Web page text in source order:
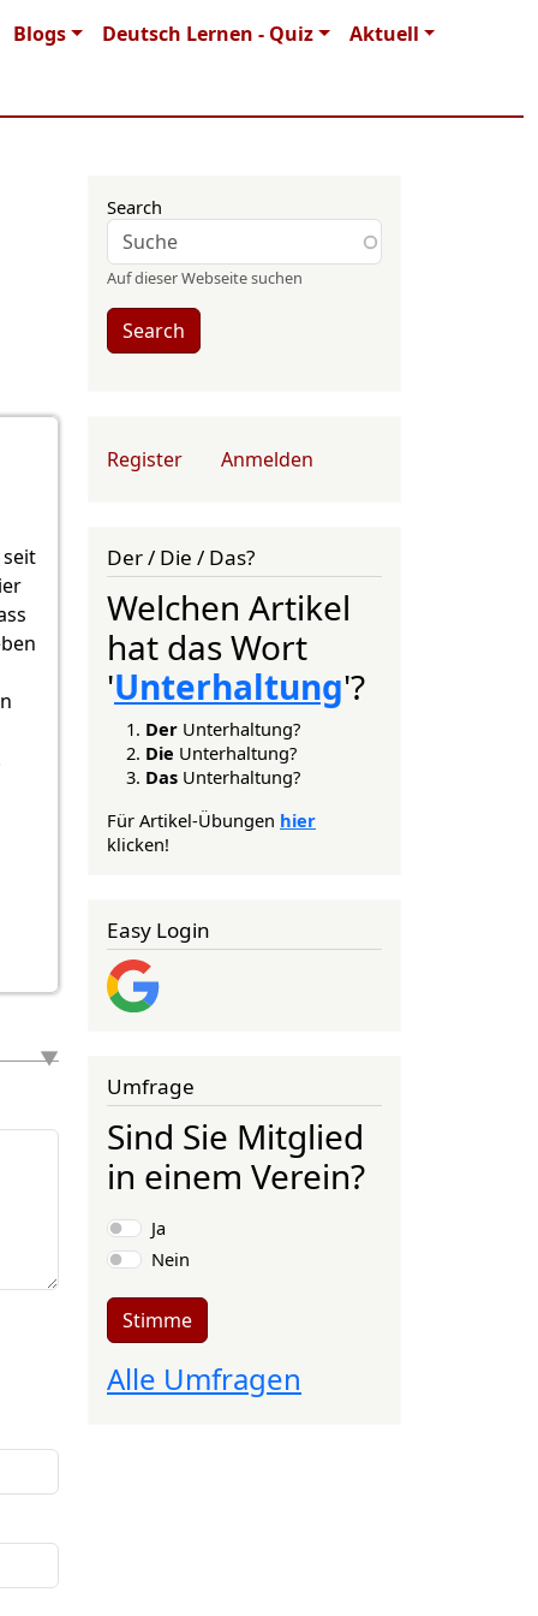
Blogs Deutsch Lernen - Quiz Aktuell
Search
Auf dieser Webseite suchen
Search
User account menu
Register Anmelden
Der / Die / Das?
Welchen Artikel
hat das Wort
'Unterhaltung'?
Der Unterhaltung?
Die Unterhaltung?
Das Unterhaltung?
Für Artikel-Übungen hier
klicken!
Easy Login
Umfrage
Sind Sie Mitglied
in einem Verein?
Auswahlmöglichkeiten
Ja
Nein
Stimme
Alle Umfragen